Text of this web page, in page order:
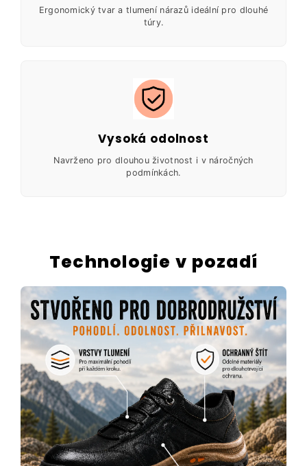
Ergonomický tvar a tlumení nárazů ideální pro dlouhé
túry.
Vysoká odolnost
Navrženo pro dlouhou životnost i v náročných
podmínkách.
Technologie v pozadí